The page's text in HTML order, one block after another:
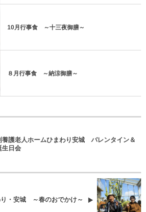
10月行事食 ～十三夜御膳～
８月行事食 ～納涼御膳～
養護老人ホームひまわり安城 バレンタイン＆
生日会
・安城 ～春のおでかけ～